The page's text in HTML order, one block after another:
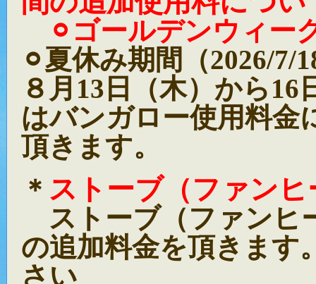
⚪︎ゴールデンウィー
⚪︎夏休み期間（2026/7/
８月13日（木）から16
はバンガロー使用料金
頂きます。
＊ ストーブ（ファン
ストーブ（ファンヒ
の追加料金を頂きます
さい